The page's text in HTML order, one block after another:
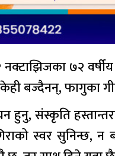
७२
बज्दैनन्, फागुका
हुनु, संस्कृति
स्वर सुनिन्छ, न